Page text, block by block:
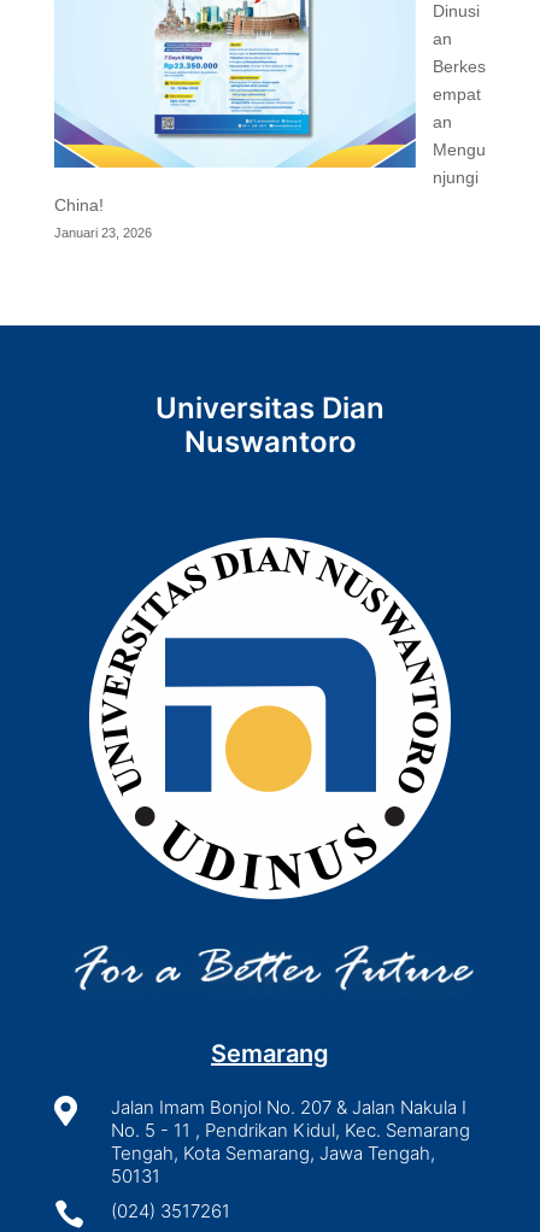
Dinusi
an
Berkes
empat
an
Mengu
njungi
China!
Januari 23, 2026
Universitas Dian
Nuswantoro
Semarang

Jalan Imam Bonjol No. 207 & Jalan Nakula I
No. 5 - 11 , Pendrikan Kidul, Kec. Semarang
Tengah, Kota Semarang, Jawa Tengah,
50131
 (024) 3517261